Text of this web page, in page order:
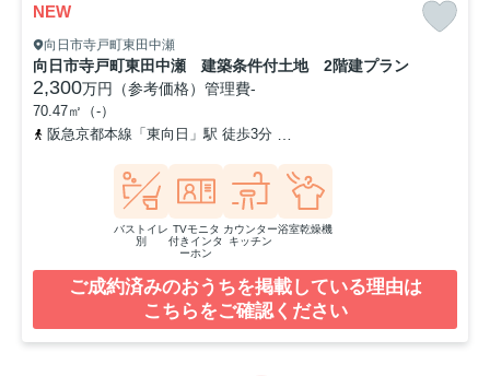
NEW
向日市寺戸町東田中瀬
向日市寺戸町東田中瀬 建築条件付土地 2階建プラン
2,300万円（参考価格） 管理費-
70.47㎡（-）
阪急京都本線「東向日」駅 徒歩3分
バストイレ
別
TVモニタ
付きインタ
ーホン
カウンター
キッチン
浴室乾燥機
ご成約済みのおうちを掲載している理由は
こちらをご確認ください